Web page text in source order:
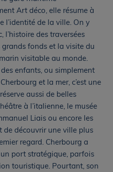
Art déco, elle résume à
l’identité de la ville. On y
l’histoire des traversées
fonds et la visite du
visitable au monde.
enfants, ou simplement
et la mer, c’est une
aussi de belles
à l’italienne, le musée
Liais ou encore les
de découvrir une ville plus
regard. Cherbourg a
port stratégique, parfois
touristique. Pourtant, son